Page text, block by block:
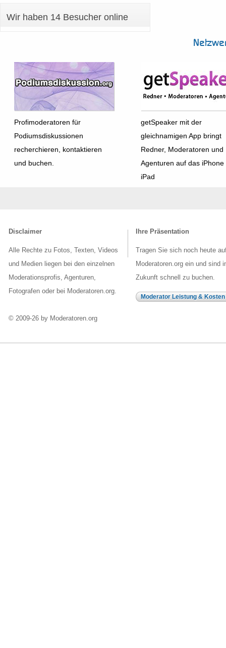
Wir haben 14 Besucher online
Profimoderatoren für
Podiumsdiskussionen
recherchieren, kontaktieren
und buchen.
getSpeaker mit der
gleichnamigen App bringt
Redner, Moderatoren und
Agenturen auf das iPhone
iPad
Disclaimer
Alle Rechte zu Fotos, Texten, Videos
und Medien liegen bei den einzelnen
Moderationsprofis, Agenturen,
Fotografen oder bei Moderatoren.org.
© 2009-26 by Moderatoren.org
Ihre Präsentation
Tragen Sie sich noch heute
Moderatoren.org ein und sind
Zukunft schnell zu buchen.
Moderator Leistung & Kosten